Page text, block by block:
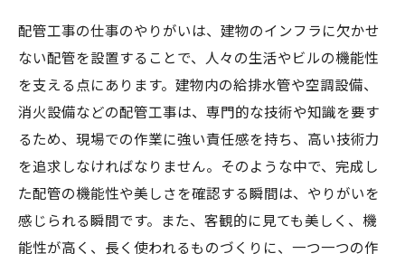
配管工事の仕事のやりがいは、建物のインフラに欠かせ
ない配管を設置することで、人々の生活やビルの機能性
を支える点にあります。建物内の給排水管や空調設備、
消火設備などの配管工事は、専門的な技術や知識を要す
るため、現場での作業に強い責任感を持ち、高い技術力
を追求しなければなりません。そのような中で、完成し
た配管の機能性や美しさを確認する瞬間は、やりがいを
感じられる瞬間です。また、客観的に見ても美しく、機
能性が高く、長く使われるものづくりに、一つ一つの作